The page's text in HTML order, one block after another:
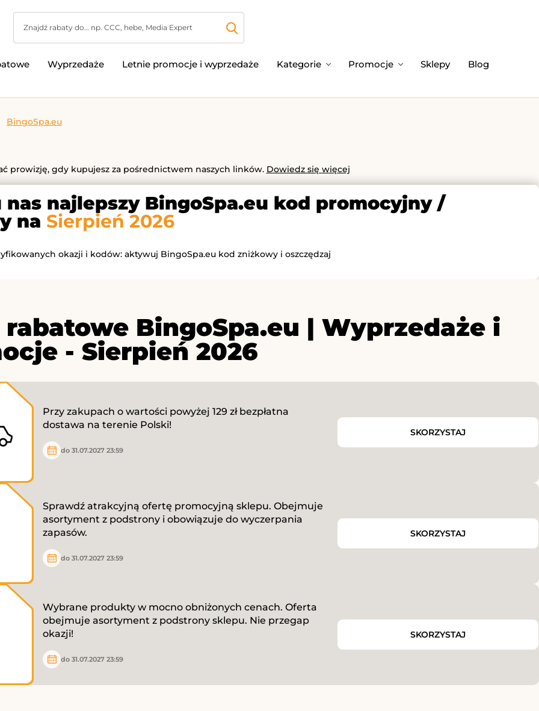
Wyprzedaże Letnie promocje i wyprzedaże Kategorie Promocje Sklepy Blog
BingoSpa.eu
prowizję, gdy kupujesz za pośrednictwem naszych linków. Dowiedz się więcej
nas najlepszy BingoSpa.eu kod promocyjny /
na Sierpień 2026
okazji i kodów: aktywuj BingoSpa.eu kod zniżkowy i oszczędzaj
BingoSpa.eu | Wyprzedaże i
- Sierpień 2026
Przy zakupach o wartości powyżej 129 zł bezpłatna
dostawa na terenie Polski!
do 31.07.2027 23:59
SKORZYSTAJ
Sprawdź atrakcyjną ofertę promocyjną sklepu. Obejmuje
asortyment z podstrony i obowiązuje do wyczerpania
zapasów.
do 31.07.2027 23:59
SKORZYSTAJ
Wybrane produkty w mocno obniżonych cenach. Oferta
obejmuje asortyment z podstrony sklepu. Nie przegap
okazji!
do 31.07.2027 23:59
SKORZYSTAJ